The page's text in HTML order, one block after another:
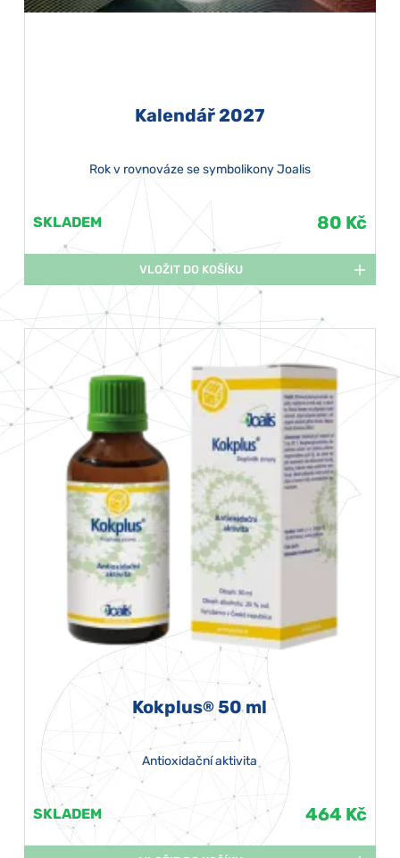
Kalendář 2027
Rok v rovnováze se symbolikony Joalis
SKLADEM 80 Kč
VLOŽIT DO KOŠÍKU
Kokplus® 50 ml
Antioxidační aktivita
SKLADEM 464 Kč